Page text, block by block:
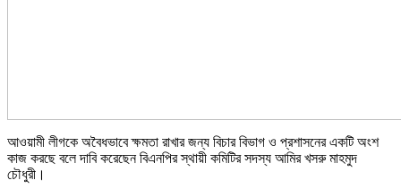
আওয়ামী লীগকে অবৈধভাবে ক্ষমতা রাখার জন্য বিচার বিভাগ ও প্রশাসনের একটি অংশ
কাজ করছে বলে দাবি করেছেন বিএনপির স্থায়ী কমিটির সদস্য আমির খসরু মাহমুদ
চৌধুরী।